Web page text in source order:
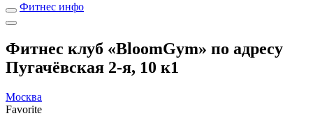
Фитнес инфо
Фитнес клуб «BloomGym» по адресу
Пугачёвская 2-я, 10 к1
Москва
Favorite